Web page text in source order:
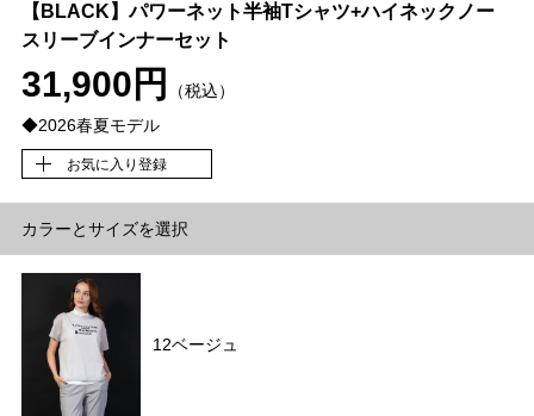
【BLACK】パワーネット半袖Tシャツ+ハイネックノー
スリーブインナーセット
31,900円
（税込）
◆2026春夏モデル
お気に入り登録
カラーとサイズを選択
12ベージュ